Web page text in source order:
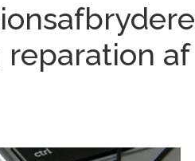
af